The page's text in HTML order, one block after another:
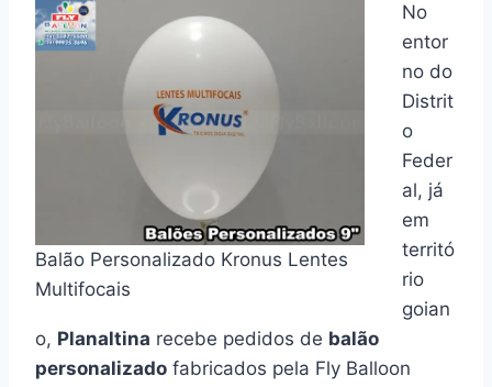
Balão Personalizado Kronus Lentes
Multifocais
No
entor
no do
Distrit
o
Feder
al, já
em
territó
rio
goian
o, Planaltina recebe pedidos de balão
personalizado fabricados pela Fly Balloon